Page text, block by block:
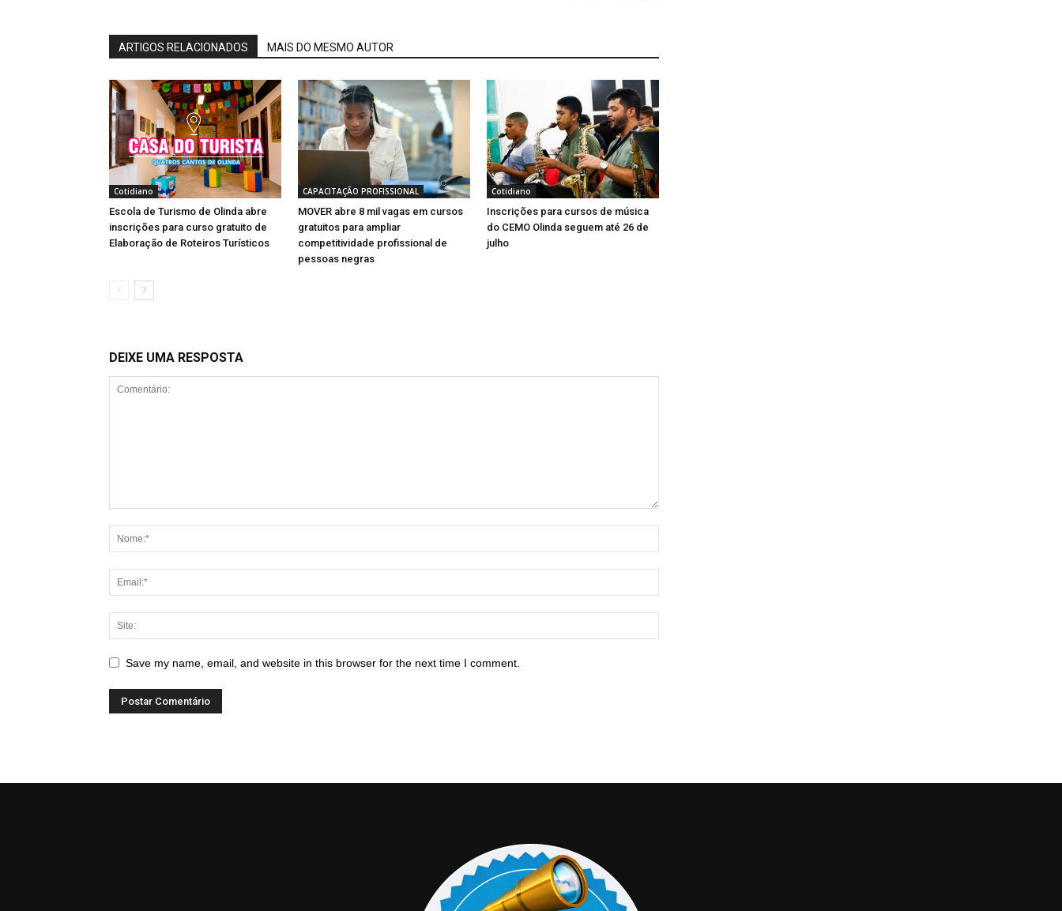
ARTIGOS RELACIONADOS MAIS DO MESMO AUTOR
Cotidiano
Escola de Turismo de Olinda abre
inscrições para curso gratuito de
Elaboração de Roteiros Turísticos
CAPACITAÇÃO PROFISSIONAL
MOVER abre 8 mil vagas em cursos
gratuitos para ampliar
competitividade profissional de
pessoas negras
Cotidiano
Inscrições para cursos de música
do CEMO Olinda seguem até 26 de
julho
DEIXE UMA RESPOSTA
Save my name, email, and website in this browser for the next time I comment.